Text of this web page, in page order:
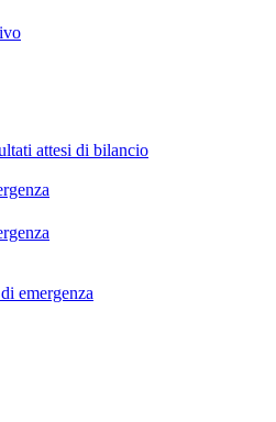
attesi di bilancio
emergenza